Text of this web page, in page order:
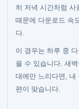
히 저녁 시간처럼 사
때문에 다운로드 속
다.
이 경우는 하루 중
을 수 있습니다. 새
대에만 느리다면, 내
편이 맞습니다.